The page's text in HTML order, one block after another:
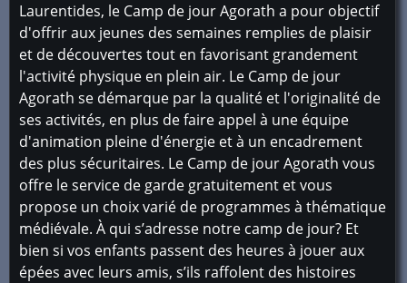
Laurentides, le Camp de jour Agorath a pour objectif
d'offrir aux jeunes des semaines remplies de plaisir
et de découvertes tout en favorisant grandement
l'activité physique en plein air. Le Camp de jour
Agorath se démarque par la qualité et l'originalité de
ses activités, en plus de faire appel à une équipe
d'animation pleine d'énergie et à un encadrement
des plus sécuritaires. Le Camp de jour Agorath vous
offre le service de garde gratuitement et vous
propose un choix varié de programmes à thématique
médiévale. À qui s’adresse notre camp de jour? Et
bien si vos enfants passent des heures à jouer aux
épées avec leurs amis, s’ils raffolent des histoires